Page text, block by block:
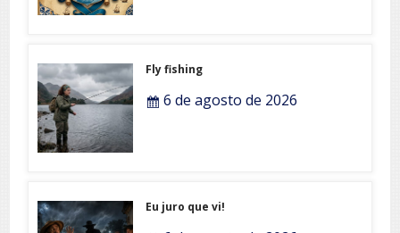
Fly fishing
6 de agosto de 2026
Eu juro que vi!